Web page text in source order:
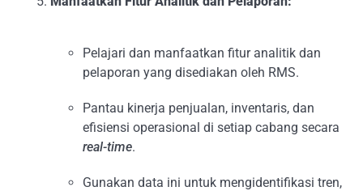
Pelajari dan manfaatkan fitur analitik dan
pelaporan yang disediakan oleh RMS.
Pantau kinerja penjualan, inventaris, dan
efisiensi operasional di setiap cabang secara
real-time.
Gunakan data ini untuk mengidentifikasi tren,